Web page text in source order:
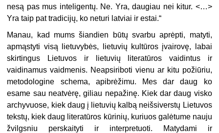
nesą pas mus inteligentų. Ne. Yra, daugiau nei kitur. <…>
Yra taip pat tradicijų, ko neturi latviai ir estai.“
Manau, kad mums šiandien būtų svarbu aprėpti, matyti,
apmąstyti visą lietuvybės, lietuvių kultūros įvairovę, labai
skirtingus Lietuvos ir lietuvių literatūros vaidintus ir
vaidinamus vaidmenis. Neapsiriboti vienu ar kitu požiūriu,
metodologine schema, apibrėžimu. Mes dar daug ko
esame sau neatvėrę, giliau nepažinę. Kiek dar daug visko
archyvuose, kiek daug į lietuvių kalbą neišsiverstų Lietuvos
tekstų, kiek daug literatūros kūrinių, kuriuos galėtume nauju
žvilgsniu perskaityti ir interpretuoti. Matydami ir